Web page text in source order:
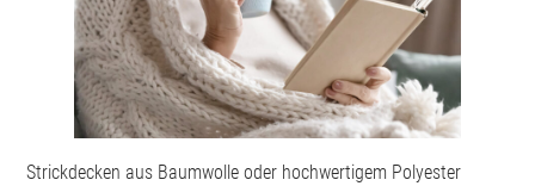
Strickdecken aus Baumwolle oder hochwertigem Polyester